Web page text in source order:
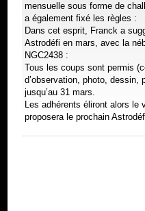
mensuelle sous forme de
a également fixé les règles :
Dans cet esprit, Franck a
Astrodéfi en mars, avec la
NGC2438 :
Tous les coups sont permis
d’observation, photo, dessin,
jusqu’au 31 mars.
Les adhérents éliront alors le
proposera le prochain